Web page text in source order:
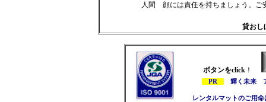
人間 顔には責任を持ちましょう。
貸お
ボタンをclick！
PR 輝く未来
レンタルマットのご用命